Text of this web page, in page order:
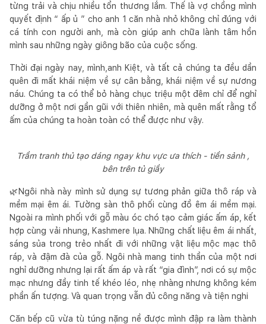
từng trải và chịu nhiều tổn thương lắm. Thế là vợ chồng mình
quyết định “ ấp ủ ” cho anh 1 căn nhà nhỏ không chỉ đúng với
cá tính con người anh, mà còn giúp anh chữa lành tâm hồn
mình sau những ngày giông bão của cuộc sống.
Thời đại ngày nay, mình,anh Kiệt, và tất cả chúng ta đều dần
quên đi mất khái niệm về sự cân bằng, khái niệm về sự nương
náu. Chúng ta có thể bỏ hàng chục triệu một đêm chỉ để nghỉ
dưỡng ở một nơi gần gũi với thiên nhiên, mà quên mất rằng tổ
ấm của chúng ta hoàn toàn có thể được như vậy.
Trầm tranh thủ tạo dáng ngay khu vực ưa thích - tiền sảnh ,
bên trên tủ giầy
🌿Ngôi nhà này mình sử dụng sự tương phản giữa thô ráp và
mềm mại êm ái. Tường sàn thô phối cùng đồ êm ái mềm mại.
Ngoài ra mình phối với gỗ màu óc chó tạo cảm giác ấm áp, kết
hợp cùng vải nhung, Kashmere lụa. Những chất liệu êm ái nhất,
sáng sủa trong trẻo nhất đi với những vật liệu mộc mạc thô
ráp, và đậm đà của gỗ. Ngôi nhà mang tinh thần của một nơi
nghỉ dưỡng nhưng lại rất ấm áp và rất “gia đình”, nơi có sự mộc
mạc nhưng đầy tinh tế khéo léo, nhẹ nhàng nhưng không kém
phần ấn tượng. Và quan trọng vẫn đủ công năng và tiện nghi
Căn bếp cũ vừa tù túng nặng nề được mình đập ra làm thành